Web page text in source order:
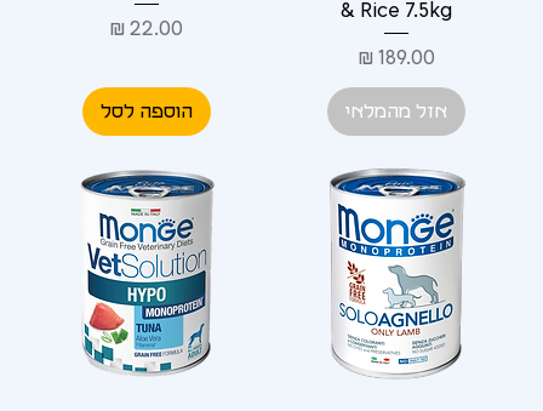
& Rice 7.5kg
מחיר
אזל מהמלאי
מחיר
הוספה לסל